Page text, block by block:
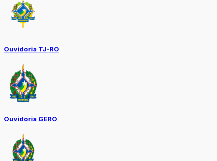
Ouvidoria TJ-RO
Ouvidoria GERO